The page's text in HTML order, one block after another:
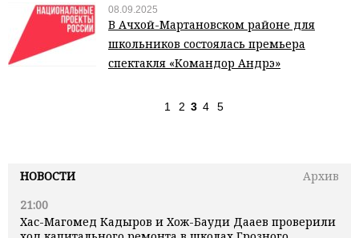
НОВОСТИ
Архив
21:00
Хас-Магомед Кадыров и Хож-Бауди Дааев проверили
08.09.2025
В Ачхой-Мартановском районе для
школьников состоялась премьера
спектакля «Командор Андрэ»
1 2 3 4 5